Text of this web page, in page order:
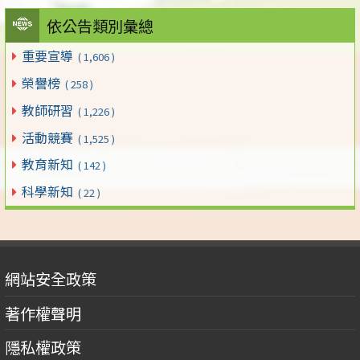
依公告類別彙總
重要宣導 ( 1,606 )
榮譽榜 ( 258 )
教師研習 ( 1,226 )
活動競賽 ( 1,525 )
教育新知 ( 142 )
科學新知 ( 22 )
網站安全政策
著作權聲明
隱私權政策